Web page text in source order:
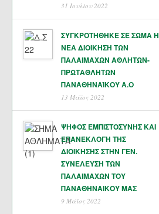
31 Ιουλίου 2022
ΣΥΓΚΡΟΤΗΘΗΚΕ ΣΕ ΣΩΜΑ Η
ΝΕΑ ΔΙΟΙΚΗΣΗ ΤΩΝ
ΠΑΛΑΙΜΑΧΩΝ ΑΘΛΗΤΩΝ-
ΠΡΩΤΑΘΛΗΤΩΝ
ΠΑΝΑΘΗΝΑΊΚΟΥ Α.Ο
13 Μάϊος 2022
ΨΗΦΟΣ ΕΜΠΙΣΤΟΣΥΝΗΣ ΚΑΙ
ΕΠΑΝΕΚΛΟΓΗ ΤΗΣ
ΔΙΟΙΚΗΣΗΣ ΣΤΗΝ ΓΕΝ.
ΣΥΝΕΛΕΥΣΗ ΤΩΝ
ΠΑΛΑΙΜΑΧΩΝ ΤΟΥ
ΠΑΝΑΘΗΝΑΙΚΟΥ ΜΑΣ
9 Μάϊος 2022